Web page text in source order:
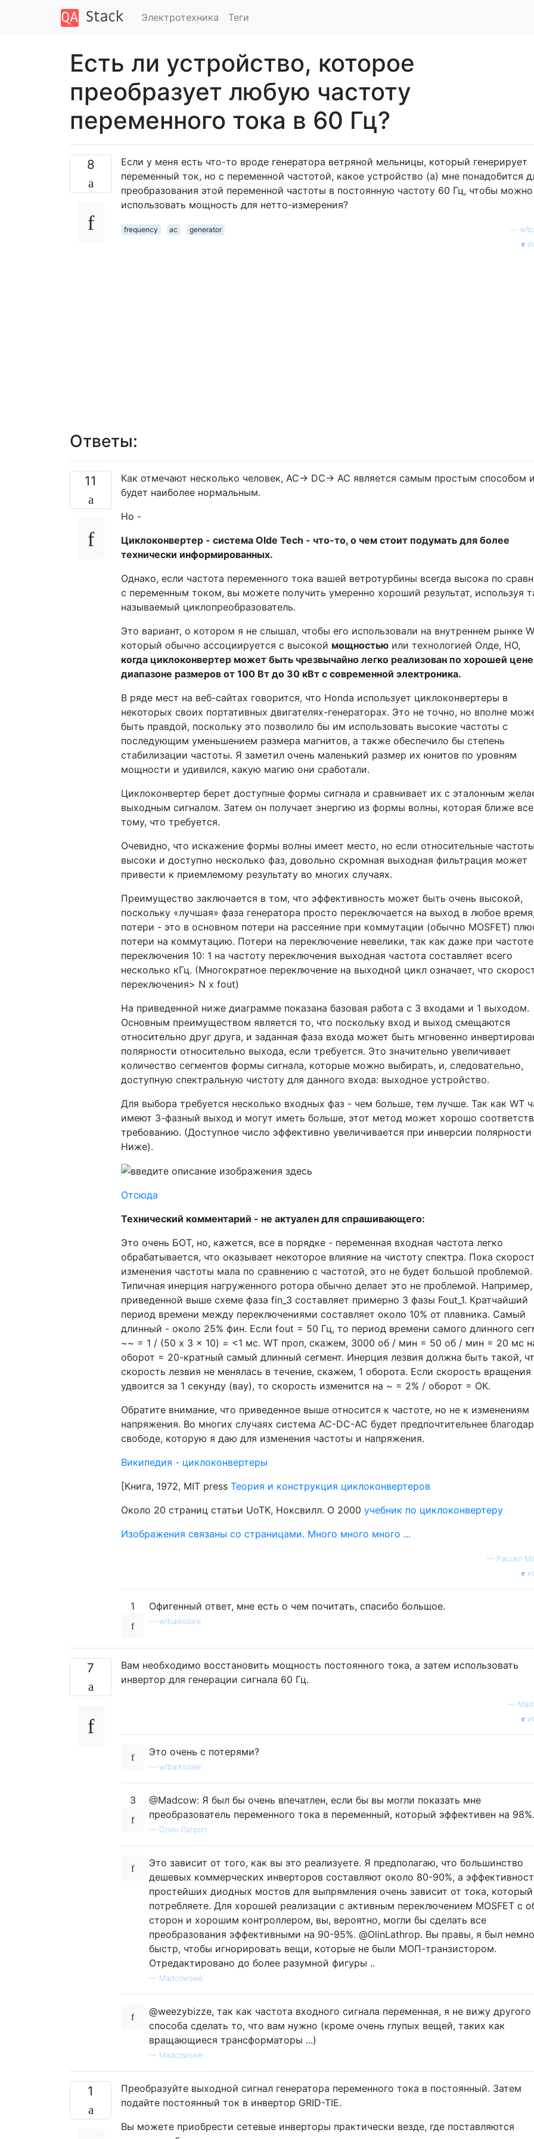
Электротехника Теги
Есть ли устройство, которое
преобразует любую частоту
переменного тока в 60 Гц?
8
Если у меня есть что-то вроде генератора ветряной мельницы, который генерирует
переменный ток, но с переменной частотой, какое устройство (а) мне понадобится
преобразования этой переменной частоты в постоянную частоту 60 Гц, чтобы
использовать мощность для нетто-измерения?
frequency ac generator
Ответы:
11
Как отмечают несколько человек, AC-> DC-> AC является самым простым способом и
будет наиболее нормальным.
Но -
Циклоконвертер - система Olde Tech - что-то, о чем стоит подумать для более
технически информированных.
Однако, если частота переменного тока вашей ветротурбины всегда высока по
с переменным током, вы можете получить умеренно хороший результат, используя
называемый циклопреобразователь.
Это вариант, о котором я не слышал, чтобы его использовали на внутреннем рынке
который обычно ассоциируется с высокой мощностью или технологией Олде, НО,
когда циклоконвертер может быть чрезвычайно легко реализован по хорошей
диапазоне размеров от 100 Вт до 30 кВт с современной электроника.
В ряде мест на веб-сайтах говорится, что Honda использует циклоконвертеры в
некоторых своих портативных двигателях-генераторах. Это не точно, но вполне
быть правдой, поскольку это позволило бы им использовать высокие частоты с
последующим уменьшением размера магнитов, а также обеспечило бы степень
стабилизации частоты. Я заметил очень маленький размер их юнитов по уровням
мощности и удивился, какую магию они сработали.
Циклоконвертер берет доступные формы сигнала и сравнивает их с эталонным
выходным сигналом. Затем он получает энергию из формы волны, которая ближе
тому, что требуется.
Очевидно, что искажение формы волны имеет место, но если относительные частоты
высоки и доступно несколько фаз, довольно скромная выходная фильтрация может
привести к приемлемому результату во многих случаях.
Преимущество заключается в том, что эффективность может быть очень высокой,
поскольку «лучшая» фаза генератора просто переключается на выход в любое
потери - это в основном потери на рассеяние при коммутации (обычно MOSFET)
потери на коммутацию. Потери на переключение невелики, так как даже при частоте
переключения 10: 1 на частоту переключения выходная частота составляет всего
несколько кГц. (Многократное переключение на выходной цикл означает, что
переключения> N x fout)
На приведенной ниже диаграмме показана базовая работа с 3 входами и 1 выходом.
Основным преимуществом является то, что поскольку вход и выход смещаются
относительно друг друга, и заданная фаза входа может быть мгновенно
полярности относительно выхода, если требуется. Это значительно увеличивает
количество сегментов формы сигнала, которые можно выбирать, и, следовательно,
доступную спектральную чистоту для данного входа: выходное устройство.
Для выбора требуется несколько входных фаз - чем больше, тем лучше. Так как WT
имеют 3-фазный выход и могут иметь больше, этот метод может хорошо
требованию. (Доступное число эффективно увеличивается при инверсии
Ниже).
Отсюда
Технический комментарий - не актуален для спрашивающего:
Это очень БОТ, но, кажется, все в порядке - переменная входная частота легко
обрабатывается, что оказывает некоторое влияние на чистоту спектра. Пока
изменения частоты мала по сравнению с частотой, это не будет большой проблемой.
Типичная инерция нагруженного ротора обычно делает это не проблемой. Например,
приведенной выше схеме фаза fin_3 составляет примерно 3 фазы Fout_1. Кратчайший
период времени между переключениями составляет около 10% от плавника. Самый
длинный - около 25% фин. Если fout = 50 Гц, то период времени самого длинного
~~ = 1 / (50 x 3 x 10) = <1 мс. WT проп, скажем, 3000 об / мин = 50 об / мин = 20 мс
оборот = 20-кратный самый длинный сегмент. Инерция лезвия должна быть такой,
скорость лезвия не менялась в течение, скажем, 1 оборота. Если скорость вращения
удвоится за 1 секунду (вау), то скорость изменится на ~ = 2% / оборот = ОК.
Обратите внимание, что приведенное выше относится к частоте, но не к изменениям
напряжения. Во многих случаях система AC-DC-AC будет предпочтительнее
свободе, которую я даю для изменения частоты и напряжения.
Википедия - циклоконвертеры
[Книга, 1972, MIT press Теория и конструкция циклоконвертеров
Около 20 страниц статьи UoTK, Ноксвилл. О 2000 учебник по циклоконвертеру
Изображения связаны со страницами. Много много много ...
— Рассел
1 Офигенный ответ, мне есть о чем почитать, спасибо большое.
wfbarksdale
7
Вам необходимо восстановить мощность постоянного тока, а затем использовать
инвертор для генерации сигнала 60 Гц.
—
Это очень с потерями?
wfbarksdale
3
@Madcow: Я был бы очень впечатлен, если бы вы могли показать мне
преобразователь переменного тока в переменный, который эффективен на 98%.
— Олин Латроп
Это зависит от того, как вы это реализуете. Я предполагаю, что большинство
дешевых коммерческих инверторов составляют около 80-90%, а
простейших диодных мостов для выпрямления очень зависит от тока,
потребляете. Для хорошей реализации с активным переключением MOSFET с
сторон и хорошим контроллером, вы, вероятно, могли бы сделать все
преобразования эффективными на 90-95%. @OlinLathrop. Вы правы, я был
быстр, чтобы игнорировать вещи, которые не были МОП-транзистором.
Отредактировано до более разумной фигуры ..
— Madcowswe
@weezybizze, так как частота входного сигнала переменная, я не вижу другого
способа сделать то, что вам нужно (кроме очень глупых вещей, таких как
вращающиеся трансформаторы ...)
— Madcowswe
1
Преобразуйте выходной сигнал генератора переменного тока в постоянный. Затем
подайте постоянный ток в инвертор GRID-TIE.
Вы можете приобрести сетевые инверторы практически везде, где поставляются